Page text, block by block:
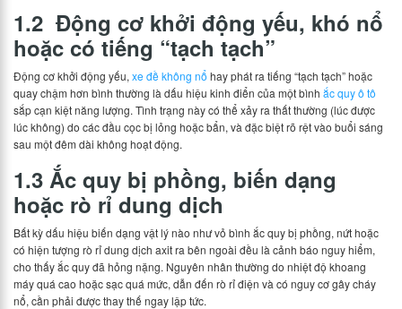
1.2 Động cơ khởi động yếu, khó nổ
hoặc có tiếng “tạch tạch”
Động cơ khởi động yếu, xe đề không nổ hay phát ra tiếng “tạch tạch” hoặc
quay chậm hơn bình thường là dấu hiệu kinh điển của một bình ắc quy ô tô
sắp cạn kiệt năng lượng. Tình trạng này có thể xảy ra thất thường (lúc được
lúc không) do các đầu cọc bị lỏng hoặc bẩn, và đặc biệt rõ rệt vào buổi sáng
sau một đêm dài không hoạt động.
1.3 Ắc quy bị phồng, biến dạng
hoặc rò rỉ dung dịch
Bất kỳ dấu hiệu biến dạng vật lý nào như vỏ bình ắc quy bị phồng, nứt hoặc
có hiện tượng rò rỉ dung dịch axit ra bên ngoài đều là cảnh báo nguy hiểm,
cho thấy ắc quy đã hỏng nặng. Nguyên nhân thường do nhiệt độ khoang
máy quá cao hoặc sạc quá mức, dẫn đến rò rỉ điện và có nguy cơ gây cháy
nổ, cần phải được thay thế ngay lập tức.